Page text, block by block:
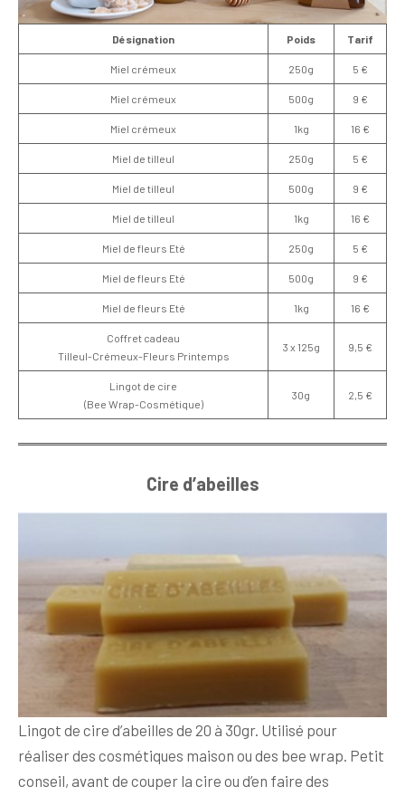
Désignation Poids Tarif
Miel crémeux 250g 5 €
Miel crémeux 500g 9 €
Miel crémeux 1kg 16 €
Miel de tilleul 250g 5 €
Miel de tilleul 500g 9 €
Miel de tilleul 1kg 16 €
Miel de fleurs Eté 250g 5 €
Miel de fleurs Eté 500g 9 €
Miel de fleurs Eté 1kg 16 €
Coffret cadeau
Tilleul-Crémeux-Fleurs Printemps
3 x 125g 9,5 €
Lingot de cire
(Bee Wrap-Cosmétique)
30g 2,5 €
Cire d’abeilles
Lingot de cire d’abeilles de 20 à 30gr. Utilisé pour
réaliser des cosmétiques maison ou des bee wrap. Petit
conseil, avant de couper la cire ou d’en faire des